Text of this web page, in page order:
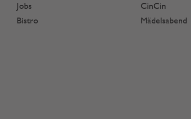
Jobs
Bistro
CinCin
Mädelsabend